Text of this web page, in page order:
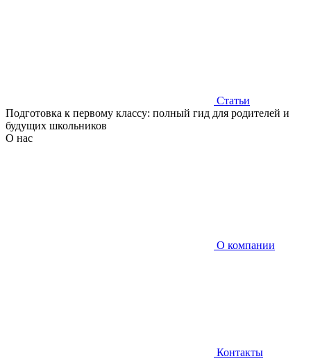
Статьи
Подготовка к первому классу: полный гид для родителей и
будущих школьников
О нас
О компании
Контакты